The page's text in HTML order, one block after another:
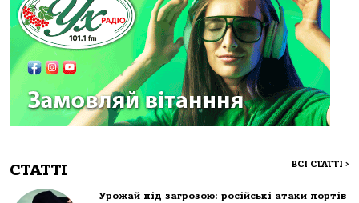
СТАТТІ ВСІ СТАТТІ >
Урожай під загрозою: російські атаки портів